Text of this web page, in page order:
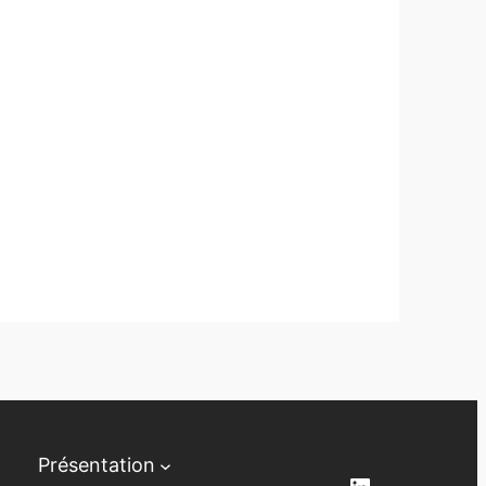
Présentation